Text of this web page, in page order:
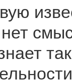
нет